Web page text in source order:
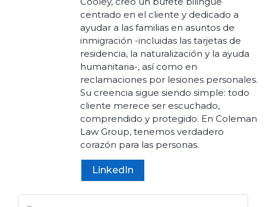
centrado en el cliente y dedicado a
ayudar a las familias en asuntos de
inmigración -incluidas las tarjetas de
residencia, la naturalización y la ayuda
humanitaria-, así como en
reclamaciones por lesiones personales.
Su creencia sigue siendo simple: todo
cliente merece ser escuchado,
comprendido y protegido. En Coleman
Law Group, tenemos verdadero
corazón para las personas.
LinkedIn